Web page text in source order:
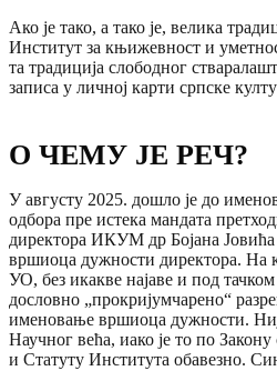
Ако је тако, а тако је, велика
Институт за књижевност и
та традиција слободног
записа у личној карти српске
О ЧЕМУ ЈЕ РЕЧ?
У августу 2025. дошло је до
одбора пре истека мандата
директора ИКУМ др Бојана
вршиоца дужности директора. На
УО, без икакве најаве и под
дословно „прокријумчарено“
именовање вршиоца дужности.
Научног већа, иако је то по
и Статуту Института обавезно.